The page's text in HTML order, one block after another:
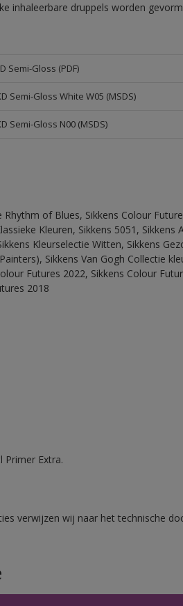
inhaleerbare druppels worden
Semi-Gloss (PDF)
Semi-Gloss White W05 (MSDS)
Semi-Gloss N00 (MSDS)
of Blues, Sikkens Colour
Kleuren, Sikkens 5051, Sikkens
Kleurselectie Witten, Sikkens
Sikkens Van Gogh Collectie
Futures 2022, Sikkens Colour
2018
Primer Extra.
verwijzen wij naar het technische